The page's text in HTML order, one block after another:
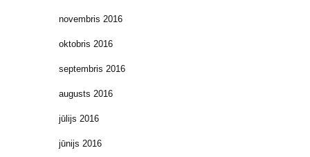
novembris 2016
oktobris 2016
septembris 2016
augusts 2016
jūlijs 2016
jūnijs 2016